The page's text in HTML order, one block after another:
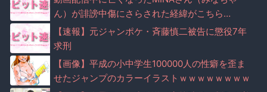
ん）が誹謗中傷にさらされた経緯がこちら…
【速報】元ジャンポケ・斉藤慎二被告に懲役7年
求刑
【画像】平成の小中学生100000人の性癖を歪ま
せたジャンプのカラーイラストｗｗｗｗｗｗｗｗ